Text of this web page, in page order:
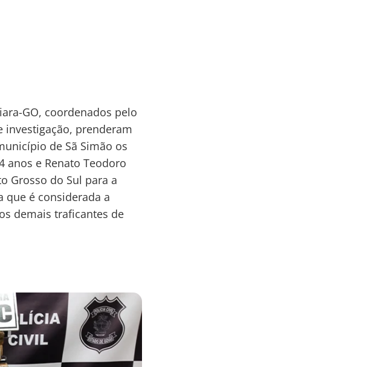
GO, coordenados pelo
investigação, prenderam
de Sã Simão os
anos e Renato Teodoro
Grosso do Sul para a
que é considerada a
demais traficantes de